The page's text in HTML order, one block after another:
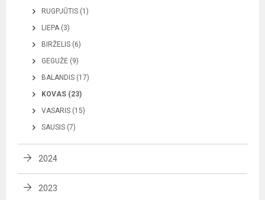
RUGPJŪTIS (1)
LIEPA (3)
BIRŽELIS (6)
GEGUŽĖ (9)
BALANDIS (17)
KOVAS (23)
VASARIS (15)
SAUSIS (7)
2024
2023